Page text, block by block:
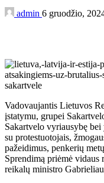
admin 6 gruodžio,
Vadovaujantis Lietuvos
įstatymu, grupei
Sakartvelo vyriausybę
su protestuotojais,
pažeidimus, penkerių
Sprendimą priėmė
reikalų ministro